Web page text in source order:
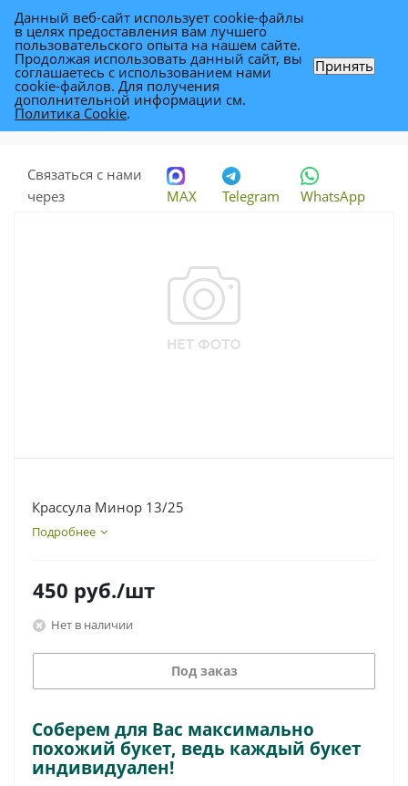
Крассула Минор 13/25
Каталог - Растения -
Связаться с нами
через
MAX Telegram WhatsApp
Крассула Минор 13/25
Подробнее
450 руб./шт
Нет в наличии
Под заказ
Соберем для Вас максимально
похожий букет, ведь каждый букет
индивидуален!
Данный веб-сайт использует cookie-файлы
в целях предоставления вам лучшего
пользовательского опыта на нашем сайте.
Продолжая использовать данный сайт, вы
соглашаетесь с использованием нами
cookie-файлов. Для получения
дополнительной информации см.
Политика Cookie.
Принять